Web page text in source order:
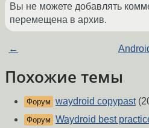
Вы не можете добавлять
перемещена в архив.
←
Похожие темы
Форум waydroid copypast
Форум Waydroid best